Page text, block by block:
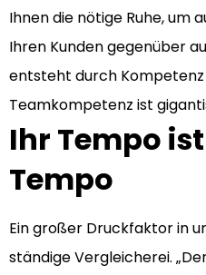
Ihnen die nötige Ruhe, um
Ihren Kunden gegenüber
entsteht durch Kompetenz
Teamkompetenz ist
Ihr Tempo
Tempo
Ein großer Druckfaktor in
ständige Vergleicherei.